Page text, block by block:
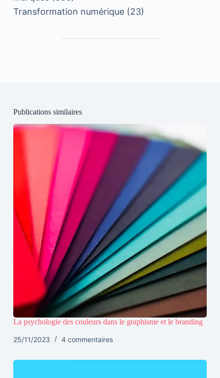
Transformation numérique(23)
Publications similaires
La psychologie des couleurs dans le graphisme et le branding
25/11/2023 4 commentaires